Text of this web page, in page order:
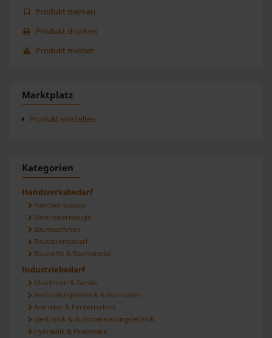
Produkt merken
Produkt drucken
Produkt melden
Marktplatz
Produkt einstellen
Kategorien
Handwerksbedarf
Handwerkzeuge
Elektrowerkzeuge
Baumaschinen
Baustellenbedarf
Baustoffe & Baumaterial
Industriebedarf
Maschinen & Geräte
Verbindungstechnik & Normalien
Antriebs- & Fördertechnik
Elektronik & Automatisierungstechnik
Hydraulik & Pneumatik